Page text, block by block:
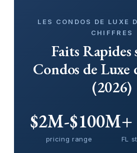
LES CONDOS DE LUXE
CHIFFRES
Faits Rapides
Condos de
(2026)
$2M-$100M+
pricing range FL